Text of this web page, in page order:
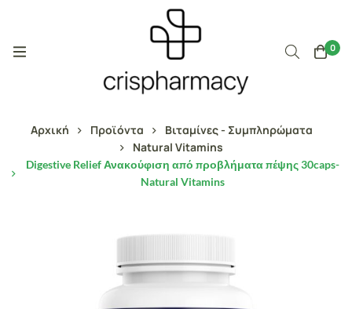
0
Αρχική Προϊόντα
Βιταμίνες - Συμπληρώματα
Natural Vitamins
Digestive Relief Ανακούφιση από προβλήματα πέψης 30caps-
Natural Vitamins